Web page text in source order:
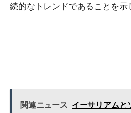
続的なトレンドであることを示
関連ニュース イーサリアムと